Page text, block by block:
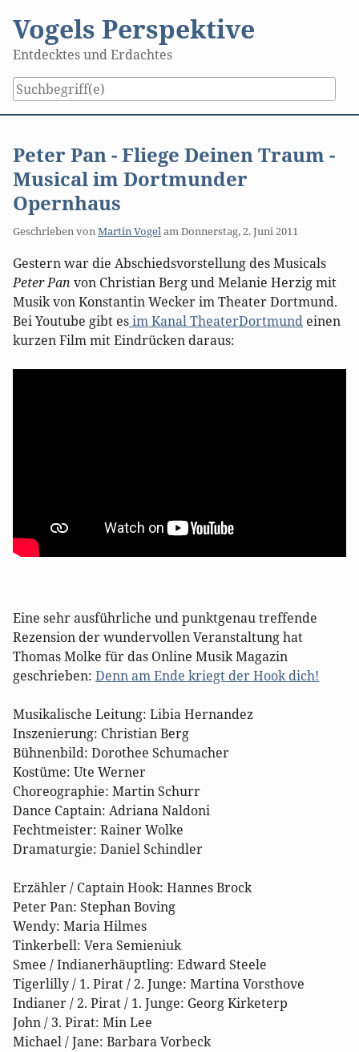
content
Vogels Perspektive
Entdecktes und Erdachtes
Peter Pan - Fliege Deinen Traum -
Musical im Dortmunder
Opernhaus
Geschrieben vonMartin VogelamDonnerstag, 2. Juni 2011
Gestern war die Abschiedsvorstellung des Musicals
Peter Pan von Christian Berg und Melanie Herzig mit
Musik von Konstantin Wecker im Theater Dortmund.
Bei Youtube gibt esim Kanal TheaterDortmund einen
kurzen Film mit Eindrücken daraus:
Eine sehr ausführliche und punktgenau treffende
Rezension der wundervollen Veranstaltung hat
Thomas Molke für das Online Musik Magazin
geschrieben: Denn am Ende kriegt der Hook dich!
Musikalische Leitung: Libia Hernandez
Inszenierung: Christian Berg
Bühnenbild: Dorothee Schumacher
Kostüme: Ute Werner
Choreographie: Martin Schurr
Dance Captain: Adriana Naldoni
Fechtmeister: Rainer Wolke
Dramaturgie: Daniel Schindler
Erzähler / Captain Hook: Hannes Brock
Peter Pan: Stephan Boving
Wendy: Maria Hilmes
Tinkerbell: Vera Semieniuk
Smee / Indianerhäuptling: Edward Steele
Tigerlilly / 1. Pirat / 2. Junge: Martina Vorsthove
Indianer / 2. Pirat / 1. Junge: Georg Kirketerp
John / 3. Pirat: Min Lee
Michael / Jane: Barbara Vorbeck